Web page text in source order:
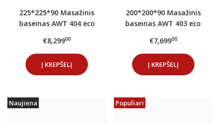
225*225*90 Masažinis
baseinas AWT 404 eco
(gray)
€8,29900
Į KREPŠELĮ
200*200*90 Masažinis
baseinas AWT 403 eco
(silver)
€7,69900
Į KREPŠELĮ
Naujiena Populiari